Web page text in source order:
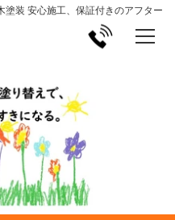
装 安心施工、保証付きのアフター